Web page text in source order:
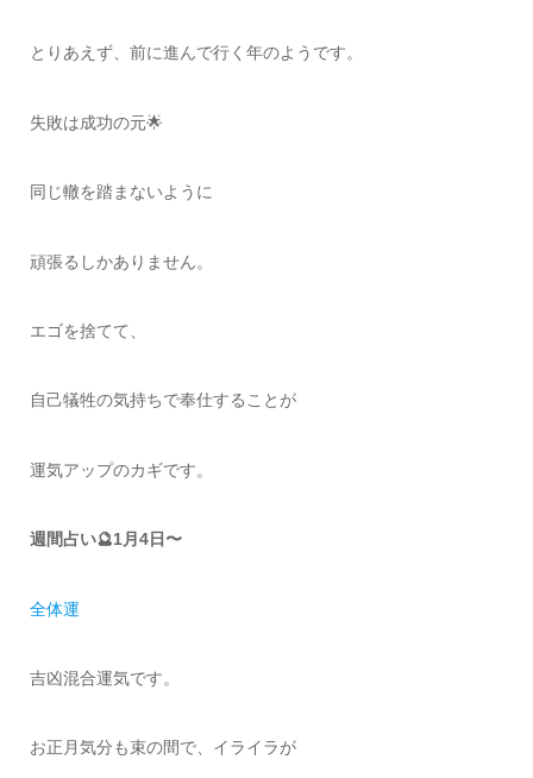
とりあえず、前に進んで行く年のようです。
失敗は成功の元🌟
同じ轍を踏まないように
頑張るしかありません。
エゴを捨てて、
自己犠牲の気持ちで奉仕することが
運気アップのカギです。
週間占い🔮1月4日〜
全体運
吉凶混合運気です。
お正月気分も束の間で、イライラが